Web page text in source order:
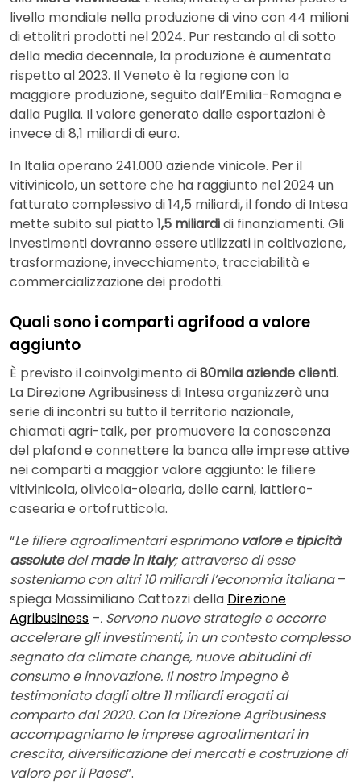
livello mondiale nella produzione di vino con 44 milioni
di ettolitri prodotti nel 2024. Pur restando al di sotto
della media decennale, la produzione è aumentata
rispetto al 2023. Il Veneto è la regione con la
maggiore produzione, seguito dall’Emilia-Romagna e
dalla Puglia. Il valore generato dalle esportazioni è
invece di 8,1 miliardi di euro.
In Italia operano 241.000 aziende vinicole. Per il
vitivinicolo, un settore che ha raggiunto nel 2024 un
fatturato complessivo di 14,5 miliardi, il fondo di Intesa
mette subito sul piatto 1,5 miliardidi finanziamenti. Gli
investimenti dovranno essere utilizzati in coltivazione,
trasformazione, invecchiamento, tracciabilità e
commercializzazione dei prodotti.
Quali sono i comparti agrifood a valore
aggiunto
È previsto il coinvolgimento di80mila aziende clienti.
La Direzione Agribusiness di Intesa organizzerà una
serie di incontri su tutto il territorio nazionale,
chiamati agri-talk, per promuovere la conoscenza
del plafond e connettere la banca alle imprese attive
nei comparti a maggior valore aggiunto: le filiere
vitivinicola, olivicola-olearia, delle carni, lattiero-
casearia e ortofrutticola.
“Le filiere agroalimentari esprimono valoree tipicità
assolutedelmade in Italy; attraverso di esse
sosteniamo con altri 10 miliardi l’economia italiana–
spiega Massimiliano Cattozzi della Direzione
Agribusiness –. Servono nuove strategie e occorre
accelerare gli investimenti, in un contesto complesso
segnato da climate change, nuove abitudini di
consumo e innovazione. Il nostro impegno è
testimoniato dagli oltre 11 miliardi erogati al
comparto dal 2020. Con la Direzione Agribusiness
accompagniamo le imprese agroalimentari in
crescita, diversificazione dei mercati e costruzione di
valore per il Paese”.